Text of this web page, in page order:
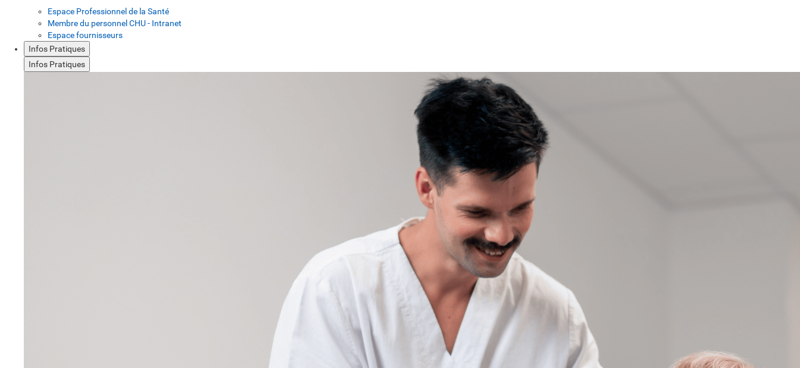
Espace Professionnel de la Santé
Membre du personnel CHU - Intranet
Espace fournisseurs
Infos Pratiques
Infos Pratiques